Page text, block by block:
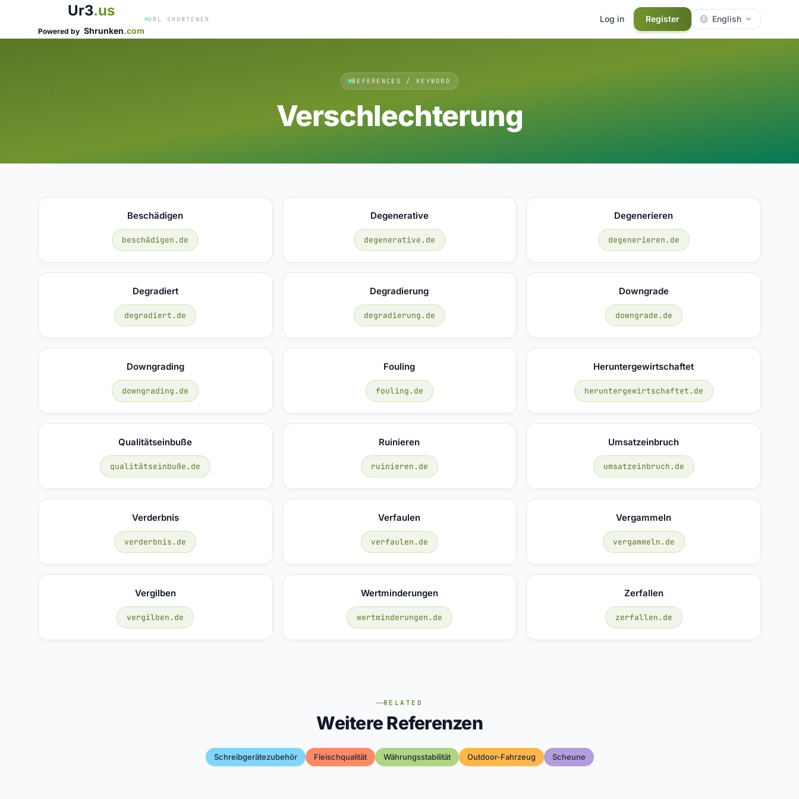
Ur3.us
Powered by Shrunken.com
URL SHORTENER Log in Register English
REFERENCES / KEYWORD
Verschlechterung
Beschädigen
beschädigen.de
Degenerative
degenerative.de
Degenerieren
degenerieren.de
Degradiert
degradiert.de
Degradierung
degradierung.de
Downgrade
downgrade.de
Downgrading
downgrading.de
Fouling
fouling.de
Heruntergewirtschaftet
heruntergewirtschaftet.de
Qualitätseinbuße
qualitätseinbuße.de
Ruinieren
ruinieren.de
Umsatzeinbruch
umsatzeinbruch.de
Verderbnis
verderbnis.de
Verfaulen
verfaulen.de
Vergammeln
vergammeln.de
Vergilben
vergilben.de
Wertminderungen
wertminderungen.de
Zerfallen
zerfallen.de
RELATED
Weitere Referenzen
Schreibgerätezubehör Fleischqualität Währungsstabilität Outdoor-Fahrzeug Scheune